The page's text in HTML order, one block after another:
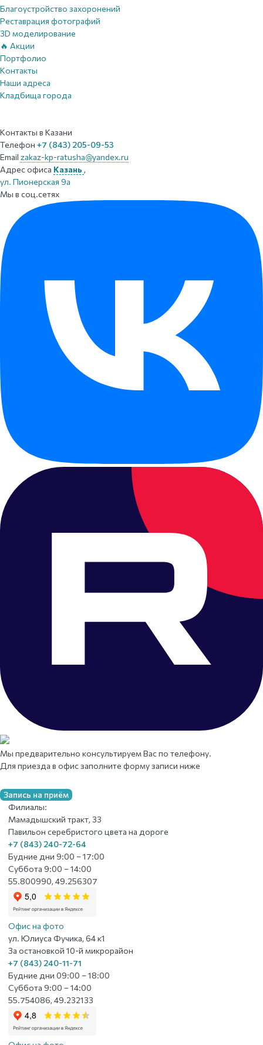
Благоустройство захоронений
Реставрация фотографий
3D моделирование
🔥 Акции
Портфолио
Контакты
Наши адреса
Кладбища города
Контакты в Казани
Телефон +7 (843) 205-09-53
Email zakaz-kp-ratusha@yandex.ru
Адрес офиса Казань ,
ул. Пионерская 9а
Мы в соц.сетях
Мы предварительно консультируем Вас по телефону.
Для приезда в офис заполните форму записи ниже
Запись на приём
Филиалы:
Мамадышский тракт, 33
Павильон серебристого цвета на дороге
+7 (843) 240-72-64
Будние дни 9:00 – 17:00
Суббота 9:00 – 14:00
55.800990, 49.256307
Офис на фото
ул. Юлиуса Фучика, 64 к1
За остановкой 10-й микрорайон
+7 (843) 240-11-71
Будние дни 09:00 – 18:00
Суббота 9:00 – 14:00
55.754086, 49.232133